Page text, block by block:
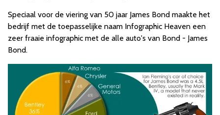
Speciaal voor de viering van 50 jaar James Bond maakte het
bedrijf met de toepasselijke naam Infographic Heaven een
zeer fraaie infographic met de alle auto's van Bond - James
Bond.